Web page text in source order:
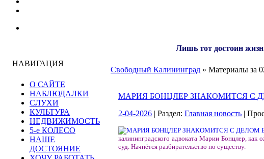
Лишь тот достоин
НАВИГАЦИЯ
О САЙТЕ
НАБЛЮДАЛКИ
СЛУХИ
КУЛЬТУРА
НЕДВИЖИМОСТЬ
5-е КОЛЕСО
НАШЕ
ДОСТОЯНИЕ
Свободный Калининград » Материалы за
МАРИЯ БОНЦЛЕР ЗНАКОМИТСЯ С
2-04-2026 | Раздел: Главная новость |
калининградского адвоката Марии Бонцлер, как
суд. Начнётся разбирательство по существу.